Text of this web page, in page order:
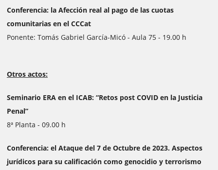
Conferencia: la Afección real al pago de las cuotas
comunitarias en el CCCat
Ponente: Tomás Gabriel García-Micó - Aula 75 - 19.00 h
Otros actos:
Seminario ERA en el ICAB: “Retos post COVID en la Justicia
Penal”
8ª Planta - 09.00 h
Conferencia: el Ataque del 7 de Octubre de 2023. Aspectos
jurídicos para su calificación como genocidio y terrorismo